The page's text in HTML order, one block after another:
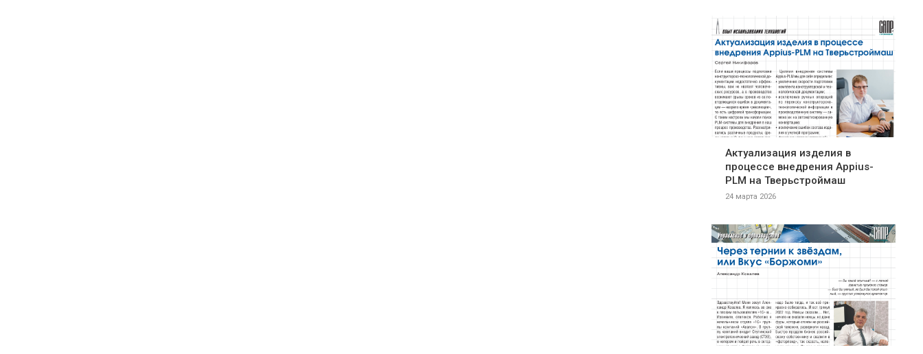
Актуализация изделия в
процессе внедрения Appius-
PLM на Тверьстроймаш
24 марта 2026